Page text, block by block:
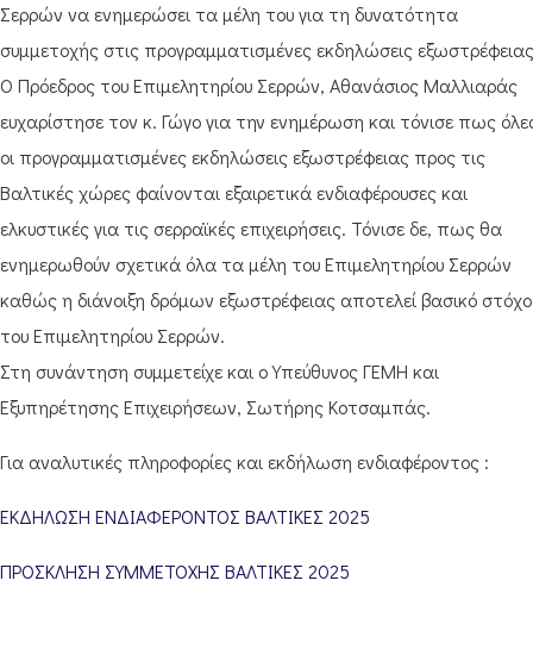
Σερρών να ενημερώσει τα μέλη του για τη δυνατότητα
συμμετοχής στις προγραμματισμένες εκδηλώσεις
Ο Πρόεδρος του Επιμελητηρίου Σερρών, Αθανάσιος Μαλλιαράς
ευχαρίστησε τον κ. Γώγο για την ενημέρωση και τόνισε πως
οι προγραμματισμένες εκδηλώσεις εξωστρέφειας προς τις
Βαλτικές χώρες φαίνονται εξαιρετικά ενδιαφέρουσες και
ελκυστικές για τις σερραϊκές επιχειρήσεις. Τόνισε δε, πως θα
ενημερωθούν σχετικά όλα τα μέλη του Επιμελητηρίου Σερρών
καθώς η διάνοιξη δρόμων εξωστρέφειας αποτελεί βασικό στόχο
του Επιμελητηρίου Σερρών.
Στη συνάντηση συμμετείχε και ο Υπεύθυνος ΓΕΜΗ και
Εξυπηρέτησης Επιχειρήσεων, Σωτήρης Κοτσαμπάς.
Για αναλυτικές πληροφορίες και εκδήλωση ενδιαφέροντος :
ΕΚΔΗΛΩΣΗ ΕΝΔΙΑΦΕΡΟΝΤΟΣ ΒΑΛΤΙΚΕΣ 2025
ΠΡΟΣΚΛΗΣΗ ΣΥΜΜΕΤΟΧΗΣ ΒΑΛΤΙΚΕΣ 2025